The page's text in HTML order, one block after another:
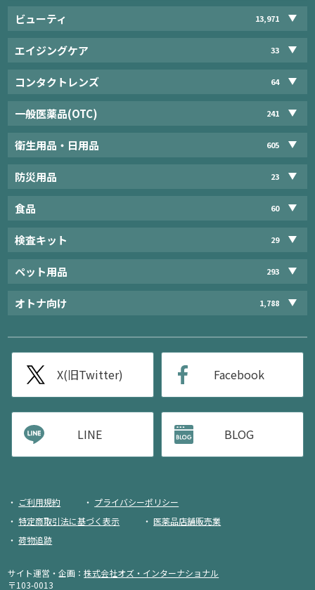
ビューティ 13,971
エイジングケア 33
コンタクトレンズ 64
一般医薬品(OTC) 241
衛生用品・日用品 605
防災用品 23
食品 60
検査キット 29
ペット用品 293
オトナ向け 1,788
X(旧Twitter) Facebook
LINE BLOG
ご利用規約
プライバシーポリシー
特定商取引法に基づく表示
医薬品店舗販売業
荷物追跡
サイト運営・企画：株式会社オズ・インターナショナル
〒103-0013